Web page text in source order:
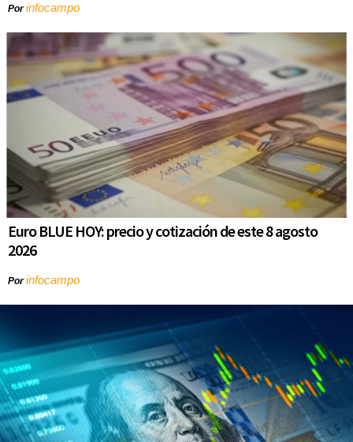
Porinfocampo
Euro BLUE HOY: precio y cotización de este 8 agosto
2026
Porinfocampo